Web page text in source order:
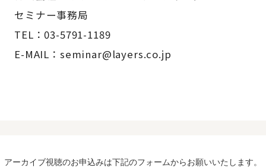
セミナー事務局
TEL：03-5791-1189
E-MAIL：seminar@layers.co.jp